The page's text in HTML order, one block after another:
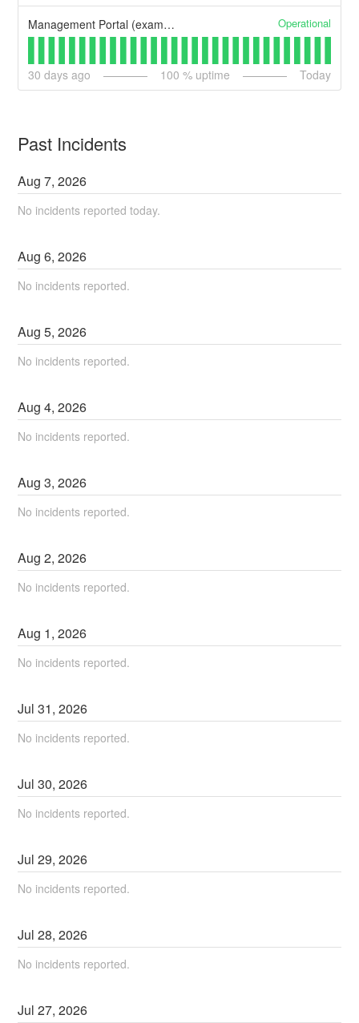
Management Portal (example) Operational
30 days ago 100 % uptime Today
Past Incidents
Aug7,2026
No incidents reported today.
Aug6,2026
No incidents reported.
Aug5,2026
No incidents reported.
Aug4,2026
No incidents reported.
Aug3,2026
No incidents reported.
Aug2,2026
No incidents reported.
Aug 1,2026
No incidents reported.
Jul31,2026
No incidents reported.
Jul30,2026
No incidents reported.
Jul29,2026
No incidents reported.
Jul28,2026
No incidents reported.
Jul27,2026